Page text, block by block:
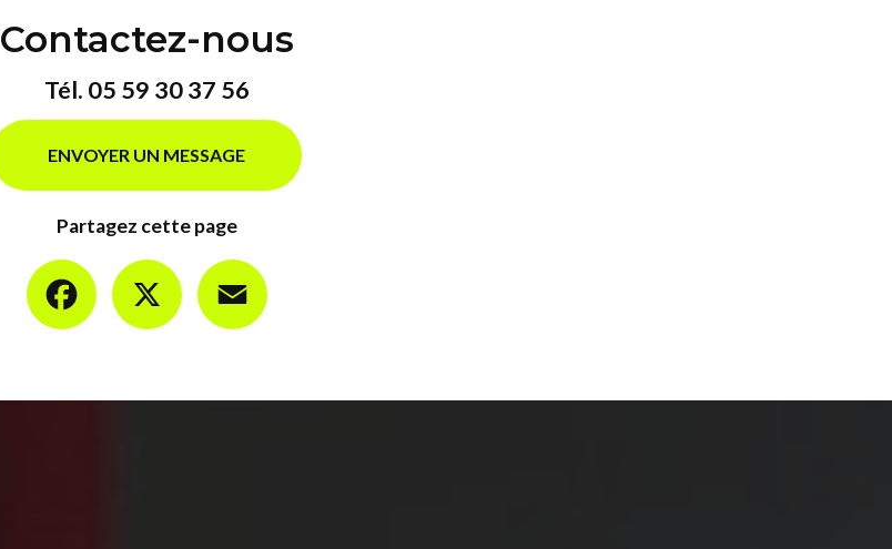
Contactez-nous
Tél. 05 59 30 37 56
ENVOYER UN MESSAGE
Partagez cette page
Facebook